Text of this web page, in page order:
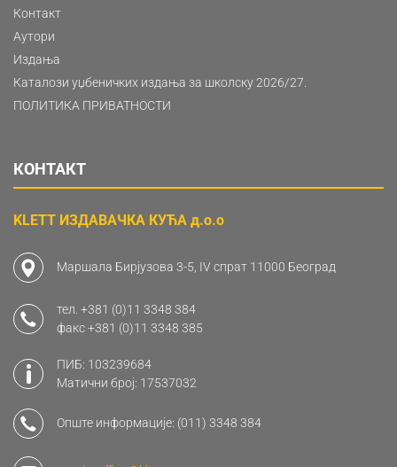
Контакт
Аутори
Издања
Каталози уџбеничких издања за школску 2026/27.
ПОЛИТИКА ПРИВАТНОСТИ
КОНТАКТ
KLETT ИЗДАВАЧКА КУЋА д.о.о
Маршала Бирјузова 3-5, IV спрат 11000 Београд
тел. +381 (0)11 3348 384
факс+381 (0)11 3348 385
ПИБ: 103239684
Матични број: 17537032
Опште информације: (011) 3348 384